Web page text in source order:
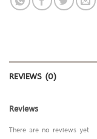
REVIEWS (0)
Reviews
There are no reviews yet